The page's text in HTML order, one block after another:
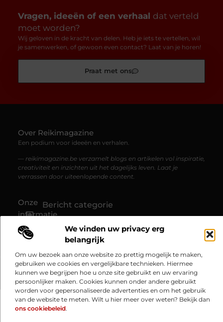
We vinden uw privacy erg
belangrijk
Om uw bezoek aan onze website zo prettig mogelijk te maken,
gebruiken we cookies en vergelijkbare technieken. Hiermee
kunnen we begrijpen hoe u onze site gebruikt en uw ervaring
persoonlijker maken. Cookies kunnen onder andere gebruikt
worden voor gepersonaliseerde advertenties en om het gebruik
van de website te meten. Wilt u hier meer over weten? Bekijk dan
ons cookiebeleid.
Vragen, ideeën of een verhaal dat verteld
moet worden?
Wij geloven in de kracht van delen. Heb je iets te vertellen, wil
je samenwerken, of gewoon even contact? Laat van je horen!
Praat met ons
Over Reikimagazine
Een podium voor ideeën en verhalen.
— reikimagazine.be verzamelt blogs en artikelen vol inspiratie,
creativiteit en inzichten uit het dagelijks leven. Laat je
verrassen door uiteenlopende content.
Onze
informatie
Bericht categorie
@2025 www.reikimagazine.be. All Right Reserved.​